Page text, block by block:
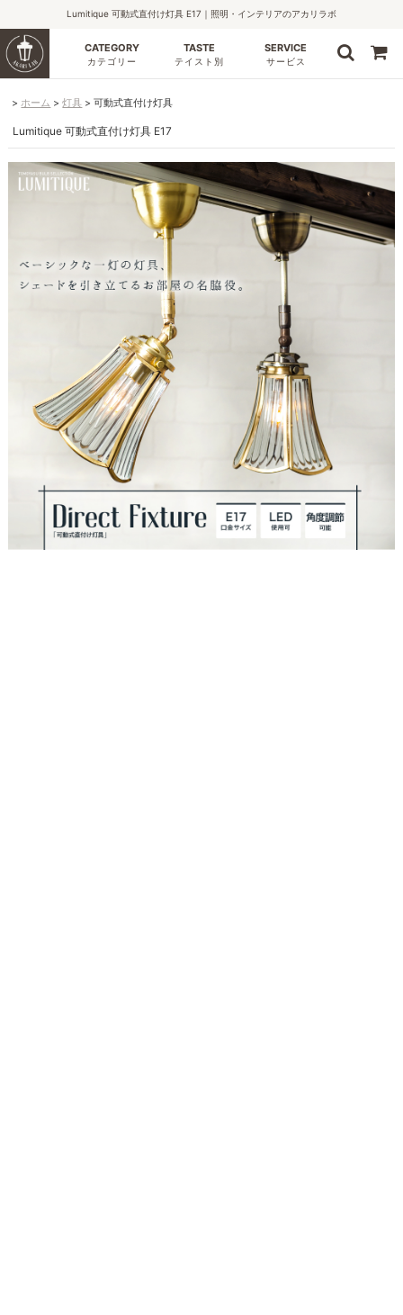
Lumitique 可動式直付け灯具 E17｜照明・インテリアのアカリラボ
CATEGORY
カテゴリー
TASTE
テイスト別
SERVICE
サービス
ホーム 灯具 可動式直付け灯具
Lumitique 可動式直付け灯具 E17